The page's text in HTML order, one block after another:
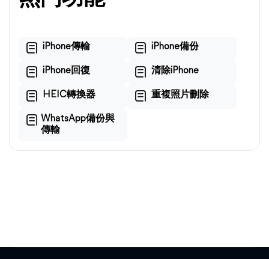
iPhone傳輸 iPhone備份
iPhone回復 清除iPhone
HEIC轉換器 重複照片刪除
WhatsApp備份與
傳輸